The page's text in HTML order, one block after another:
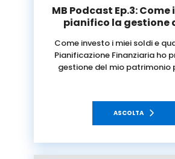
MB Podcast Ep.3:
pianifico la gestione
Come investo i miei soldi e
Pianificazione Finanziaria ho
gestione del mio patrimonio
ASCOLTA